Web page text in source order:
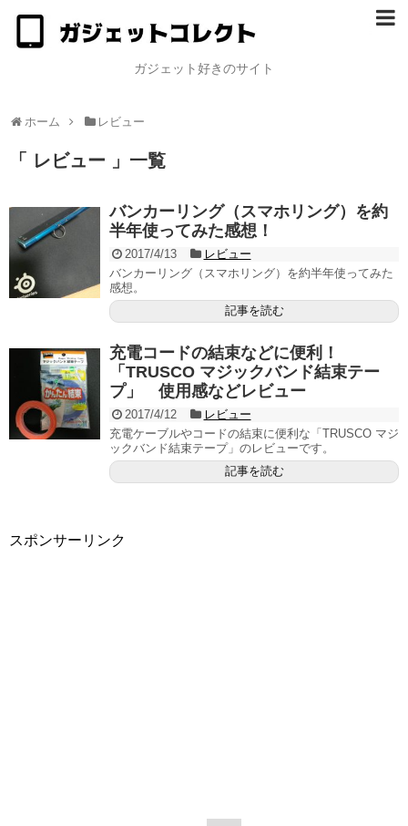
ガジェット好きのサイト
ホーム レビュー
「 レビュー 」一覧
バンカーリング（スマホリング）を約
半年使ってみた感想！
2017/4/13
レビュー
バンカーリング（スマホリング）を約半年使ってみた
感想。
記事を読む
充電コードの結束などに便利！
「TRUSCO マジックバンド結束テー
プ」 使用感などレビュー
2017/4/12
レビュー
充電ケーブルやコードの結束に便利な「TRUSCO マジ
ックバンド結束テープ」のレビューです。
記事を読む
スポンサーリンク